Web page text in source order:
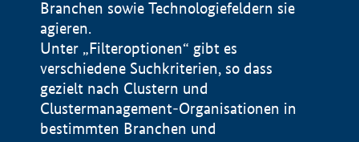
Branchen sowie Technologiefeldern sie
agieren.
Unter „Filteroptionen“ gibt es
verschiedene Suchkriterien, so dass
gezielt nach Clustern und
Clustermanagement-Organisationen in
bestimmten Branchen und
Impressum
Datenschutzerklärung
BMWE, 2026 ©
100 km © Geobasis-DE / BKG 2015